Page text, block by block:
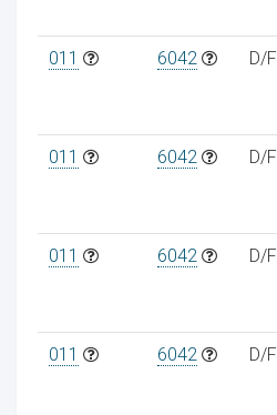
011 6042 D/F
011 6042 D/F
011 6042 D/F
011 6042 D/F